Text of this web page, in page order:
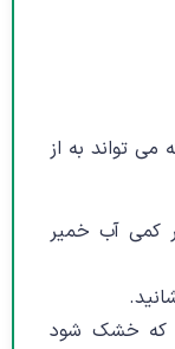
تواند به از
کمی آب خمیر
که خشک شود